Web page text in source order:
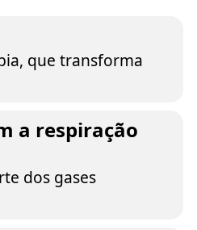
que transforma
a respiração
dos gases